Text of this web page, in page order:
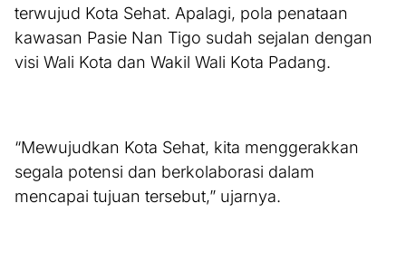
terwujud Kota Sehat. Apalagi, pola penataan
kawasan Pasie Nan Tigo sudah sejalan dengan
visi Wali Kota dan Wakil Wali Kota Padang.
“Mewujudkan Kota Sehat, kita menggerakkan
segala potensi dan berkolaborasi dalam
mencapai tujuan tersebut,” ujarnya.